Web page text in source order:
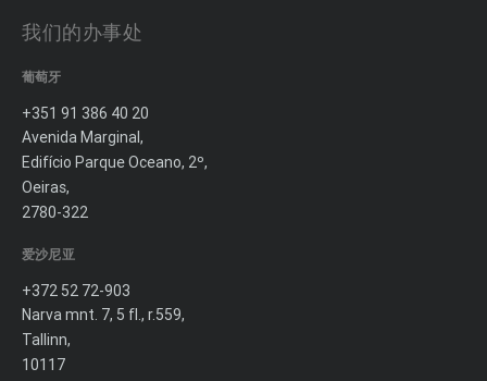
我们的办事处
葡萄牙
+351 91 386 40 20
Avenida Marginal,
Edifício Parque Oceano, 2º,
Oeiras,
2780-322
爱沙尼亚
+372 52 72-903
Narva mnt. 7, 5 fl., r.559,
Tallinn,
10117